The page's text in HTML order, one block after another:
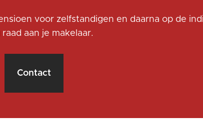
voor zelfstandigen en daarna op de
raad aan je makelaar.
Contact